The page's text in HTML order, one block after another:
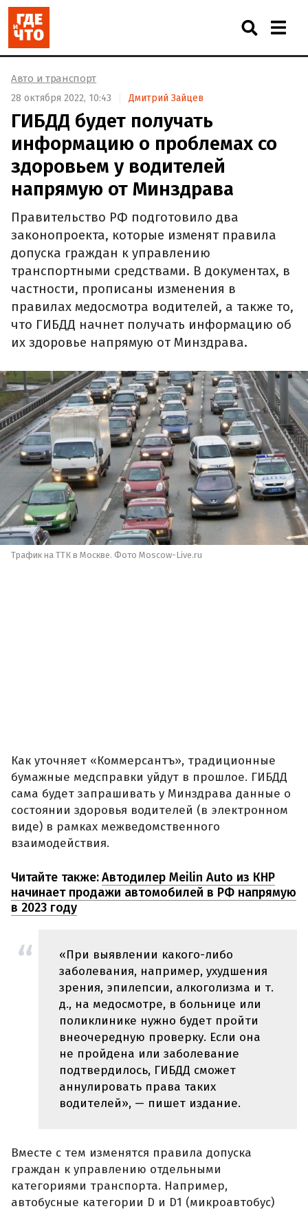
Авто и транспорт
28 октября 2022, 10:43 Дмитрий Зайцев
ГИБДД будет получать
информацию о проблемах со
здоровьем у водителей
напрямую от Минздрава
Правительство РФ подготовило два
законопроекта, которые изменят правила
допуска граждан к управлению
транспортными средствами. В документах, в
частности, прописаны изменения в
правилах медосмотра водителей, а также то,
что ГИБДД начнет получать информацию об
их здоровье напрямую от Минздрава.
Трафик на ТТК в Москве. Фото Moscow-Live.ru
Как уточняет «Коммерсантъ», традиционные
бумажные медсправки уйдут в прошлое. ГИБДД
сама будет запрашивать у Минздрава данные о
состоянии здоровья водителей (в электронном
виде) в рамках межведомственного
взаимодействия.
Читайте также:Автодилер Meilin Auto из КНР
начинает продажи автомобилей в РФ напрямую
в 2023 году
«При выявлении какого-либо
заболевания, например, ухудшения
зрения, эпилепсии, алкоголизма и т.
д., на медосмотре, в больнице или
поликлинике нужно будет пройти
внеочередную проверку. Если она
не пройдена или заболевание
подтвердилось, ГИБДД сможет
аннулировать права таких
водителей», — пишет издание.
Вместе с тем изменятся правила допуска
граждан к управлению отдельными
категориями транспорта. Например,
автобусные категории D и D1 (микроавтобус)